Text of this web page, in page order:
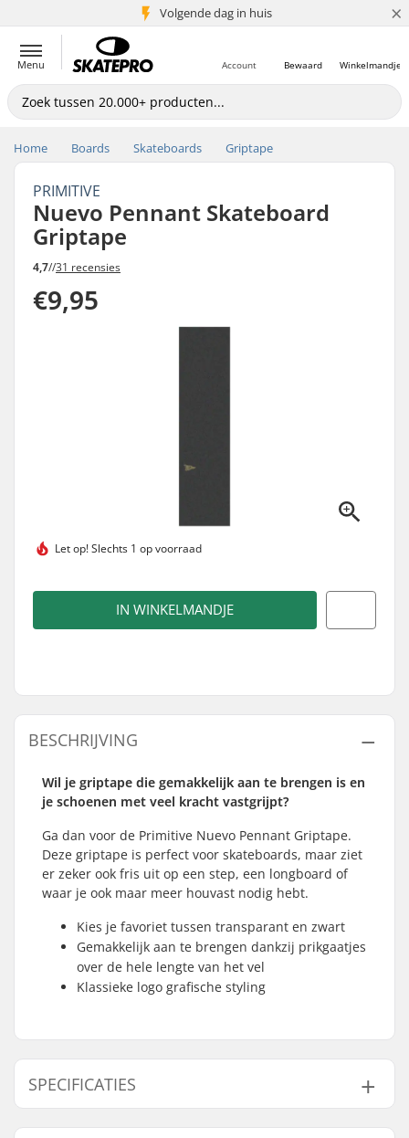
Volgende dag in huis
5+ mln. klanten ×
Menu Winkelmandje
Bewaard
Account
Home Boards Skateboards Griptape
PRIMITIVE
Nuevo Pennant Skateboard
Griptape
4,7//31 recensies
€9,95
Let op!Slechts 1 op voorraad
IN WINKELMANDJE
BESCHRIJVING
Wil je griptape die gemakkelijk aan te brengen is en
je schoenen met veel kracht vastgrijpt?
Ga dan voor de Primitive Nuevo Pennant Griptape.
Deze griptape is perfect voor skateboards, maar ziet
er zeker ook fris uit op een step, een longboard of
waar je ook maar meer houvast nodig hebt.
Kies je favoriet tussen transparant en zwart
Gemakkelijk aan te brengen dankzij prikgaatjes
over de hele lengte van het vel
Klassieke logo grafische styling
SPECIFICATIES
Length:
83.8cm (33")